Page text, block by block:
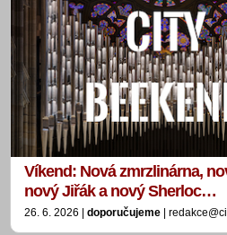
Víkend: Nová zmrzlinárna,
nový Jiřák a nový Sherloc…
26. 6. 2026 | doporučujeme |